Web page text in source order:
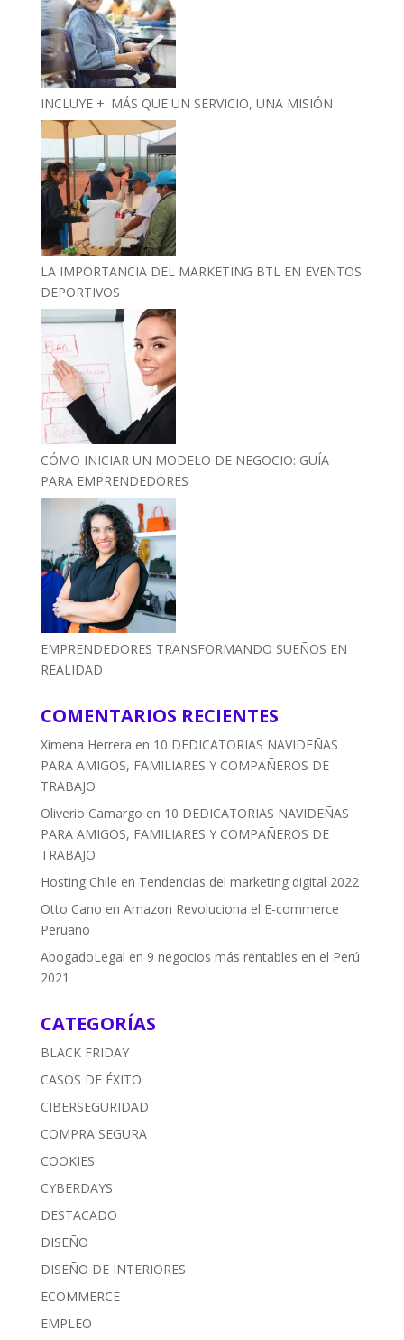
INCLUYE +: MÁS QUE UN SERVICIO, UNA MISIÓN
LA IMPORTANCIA DEL MARKETING BTL EN EVENTOS
DEPORTIVOS
CÓMO INICIAR UN MODELO DE NEGOCIO: GUÍA
PARA EMPRENDEDORES
EMPRENDEDORES TRANSFORMANDO SUEÑOS EN
REALIDAD
COMENTARIOS RECIENTES
Ximena Herrera en 10 DEDICATORIAS NAVIDEÑAS
PARA AMIGOS, FAMILIARES Y COMPAÑEROS DE
TRABAJO
Oliverio Camargo en 10 DEDICATORIAS NAVIDEÑAS
PARA AMIGOS, FAMILIARES Y COMPAÑEROS DE
TRABAJO
Hosting Chile en Tendencias del marketing digital 2022
Otto Cano en Amazon Revoluciona el E-commerce
Peruano
AbogadoLegal en 9 negocios más rentables en el Perú
2021
CATEGORÍAS
BLACK FRIDAY
CASOS DE ÉXITO
CIBERSEGURIDAD
COMPRA SEGURA
COOKIES
CYBERDAYS
DESTACADO
DISEÑO
DISEÑO DE INTERIORES
ECOMMERCE
EMPLEO